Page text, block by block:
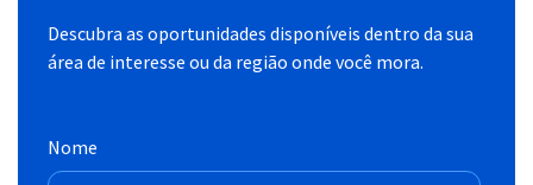
Descubra as oportunidades disponíveis dentro da sua
área de interesse ou da região onde você mora.
Nome